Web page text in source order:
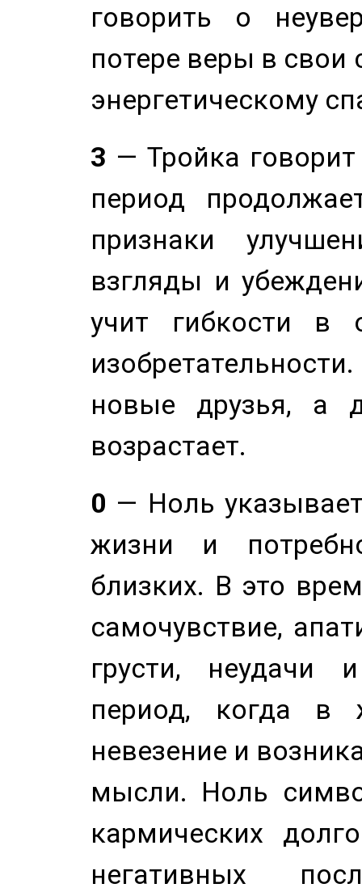
говорить о
потере веры в свои
энергетическому
3 — Тройка
период
признаки
взгляды и
учит гибкости в
новые друзья, а
возрастает.
0 — Ноль
жизни и
близких. В это
самочувствие,
грусти, неудачи
период, когда в
невезение и
мысли. Ноль
кармических
негативных